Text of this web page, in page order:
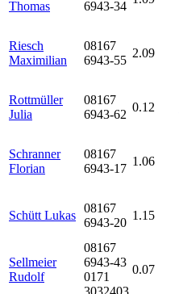
Thomas
6943-34
Riesch
Maximilian
08167
6943-55
2.09
Rottmüller
Julia
08167
6943-62
0.12
Schranner
Florian
08167
6943-17
1.06
Schütt Lukas
08167
6943-20
1.15
Sellmeier
Rudolf
08167
6943-43
0171
0.07